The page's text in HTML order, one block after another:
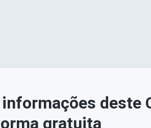
deste
gratuita